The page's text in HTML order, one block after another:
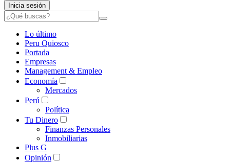
Inicia sesión
Lo último
Peru Quiosco
Portada
Empresas
Management & Empleo
Economía
Mercados
Perú
Política
Tu Dinero
Finanzas Personales
Inmobiliarias
Plus G
Opinión